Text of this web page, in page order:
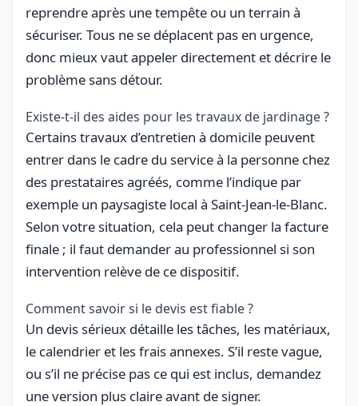
reprendre après une tempête ou un terrain à
sécuriser. Tous ne se déplacent pas en urgence,
donc mieux vaut appeler directement et décrire le
problème sans détour.
Existe-t-il des aides pour les travaux de jardinage ?
Certains travaux d’entretien à domicile peuvent
entrer dans le cadre du service à la personne chez
des prestataires agréés, comme l’indique par
exemple un paysagiste local à Saint-Jean-le-Blanc.
Selon votre situation, cela peut changer la facture
finale ; il faut demander au professionnel si son
intervention relève de ce dispositif.
Comment savoir si le devis est fiable ?
Un devis sérieux détaille les tâches, les matériaux,
le calendrier et les frais annexes. S’il reste vague,
ou s’il ne précise pas ce qui est inclus, demandez
une version plus claire avant de signer.